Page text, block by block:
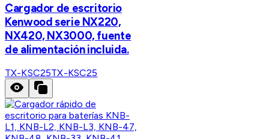
Cargador de escritorio
Kenwood serie NX220,
NX420, NX3000, fuente
de alimentación incluida.
TX-KSC25TX-KSC25